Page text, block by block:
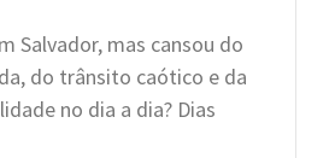
Salvador, mas cansou do
do trânsito caótico e da
no dia a dia? Dias